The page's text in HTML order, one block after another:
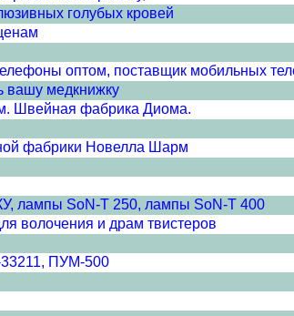
голубых кровей
оптом, поставщик мобильных
вашу медкнижку
Швейная фабрика Диома.
фабрики Новелла Шарм
лампы SoN-T 250, лампы SoN-T 400
волочения и драм твистеров
ПУМ-500